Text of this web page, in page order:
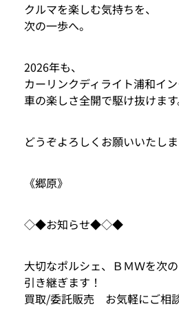
クルマを楽しむ気持ちを、
次の一歩へ。
2026年も、
カーリンクディライト浦和イ
車の楽しさ全開で駆け抜けます
どうぞよろしくお願いいたしま
《郷原》
◇◆お知らせ◆◇◆
大切なポルシェ、ＢＭＷを次
引き継ぎます！
買取/委託販売 お気軽にご相